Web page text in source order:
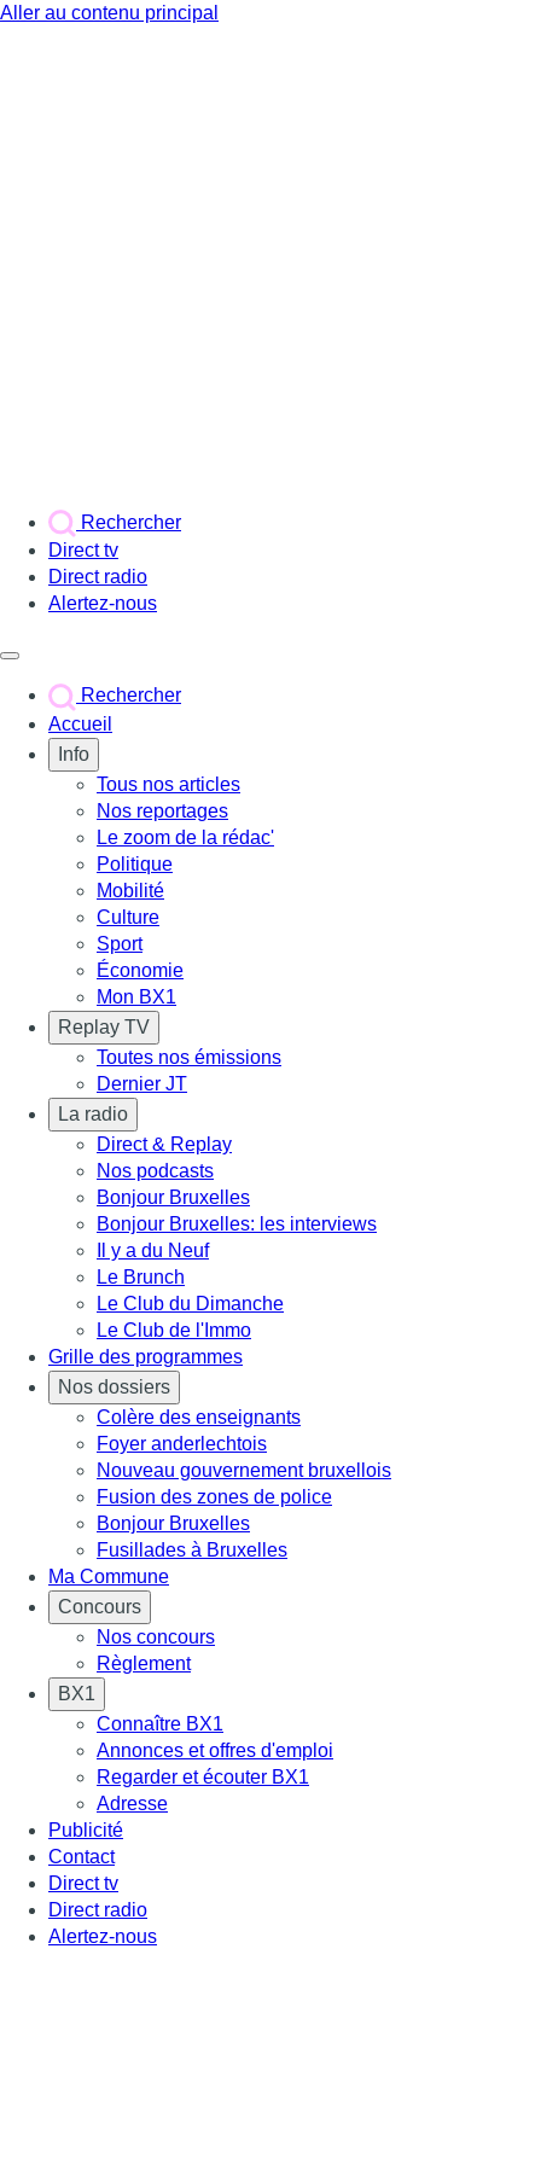
Aller au contenu principal
Rechercher
Direct tv
Direct radio
Alertez-nous
Rechercher
Accueil
Info
Tous nos articles
Nos reportages
Le zoom de la rédac'
Politique
Mobilité
Culture
Sport
Économie
Mon BX1
Replay TV
Toutes nos émissions
Dernier JT
La radio
Direct & Replay
Nos podcasts
Bonjour Bruxelles
Bonjour Bruxelles: les interviews
Il y a du Neuf
Le Brunch
Le Club du Dimanche
Le Club de l'Immo
Grille des programmes
Nos dossiers
Colère des enseignants
Foyer anderlechtois
Nouveau gouvernement bruxellois
Fusion des zones de police
Bonjour Bruxelles
Fusillades à Bruxelles
Ma Commune
Concours
Nos concours
Règlement
BX1
Connaître BX1
Annonces et offres d'emploi
Regarder et écouter BX1
Adresse
Publicité
Contact
Direct tv
Direct radio
Alertez-nous